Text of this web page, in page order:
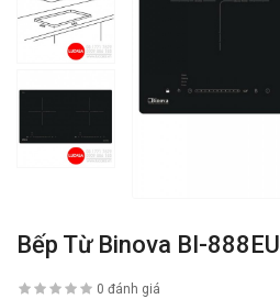
Bếp Từ Binova BI-888EU
0 đánh giá